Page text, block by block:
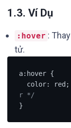
1.3. Ví Dụ
:hover :
tử.
a:hover {
  color: red;
r */
}